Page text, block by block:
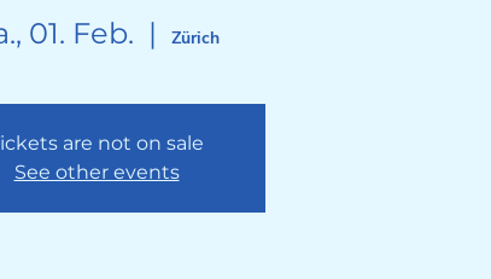
01. Feb.
  |
Zürich
are not on sale
See other events